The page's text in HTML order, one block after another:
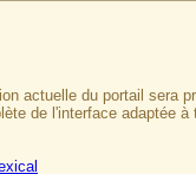
actuelle du portail sera
de l'interface adaptée